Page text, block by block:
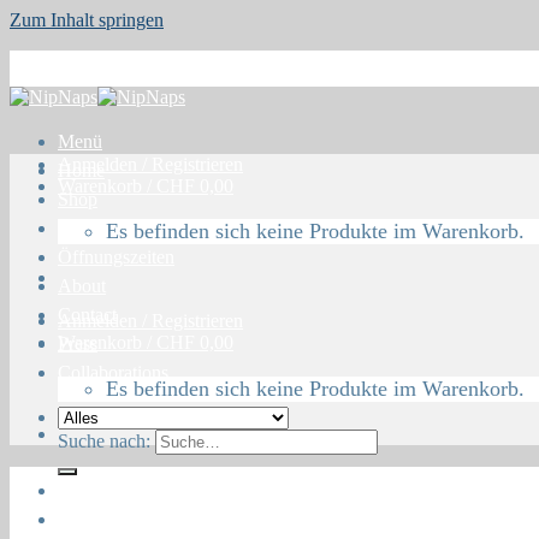
Zum Inhalt springen
Menü
Blog
Suche nach:
Es befinden sich keine Produkte im Warenkorb.
Es befinden sich keine Produkte im Warenkorb.